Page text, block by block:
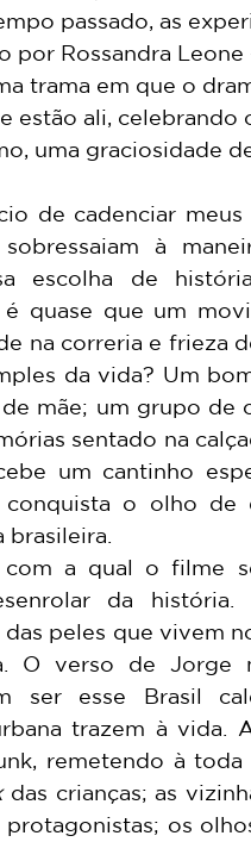
passado, as
por Rossandra
trama em que o
estão ali, celebrando
uma graciosidade
à
escolha de
quase que um
na correria e frieza
da vida? Um
mãe; um grupo de
sentado na
um cantinho
conquista o olho de
da história.
peles que vivem
O verso de Jorge
ser esse Brasil
trazem à vida.
remetendo à
das crianças; as
os